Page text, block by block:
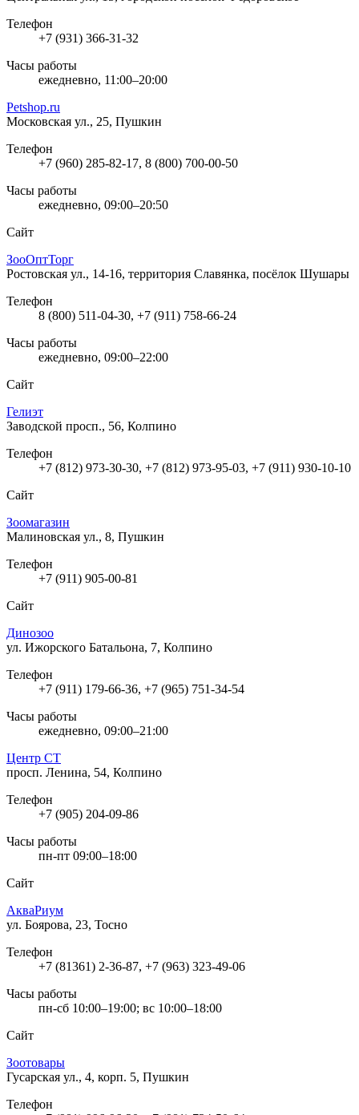
Телефон
+7 (931) 366-31-32
Часы работы
ежедневно, 11:00–20:00
Petshop.ru
Московская ул., 25, Пушкин
Телефон
+7 (960) 285-82-17, 8 (800) 700-00-50
Часы работы
ежедневно, 09:00–20:50
Сайт
ЗооОптТорг
Ростовская ул., 14-16, территория Славянка, посёлок Шушары
Телефон
8 (800) 511-04-30, +7 (911) 758-66-24
Часы работы
ежедневно, 09:00–22:00
Сайт
Гелиэт
Заводской просп., 56, Колпино
Телефон
+7 (812) 973-30-30, +7 (812) 973-95-03, +7 (911) 930-10-10
Сайт
Зоомагазин
Малиновская ул., 8, Пушкин
Телефон
+7 (911) 905-00-81
Сайт
Динозоо
ул. Ижорского Батальона, 7, Колпино
Телефон
+7 (911) 179-66-36, +7 (965) 751-34-54
Часы работы
ежедневно, 09:00–21:00
Центр СТ
просп. Ленина, 54, Колпино
Телефон
+7 (905) 204-09-86
Часы работы
пн-пт 09:00–18:00
Сайт
АкваРиум
ул. Боярова, 23, Тосно
Телефон
+7 (81361) 2-36-87, +7 (963) 323-49-06
Часы работы
пн-сб 10:00–19:00; вс 10:00–18:00
Сайт
Зоотовары
Гусарская ул., 4, корп. 5, Пушкин
Телефон